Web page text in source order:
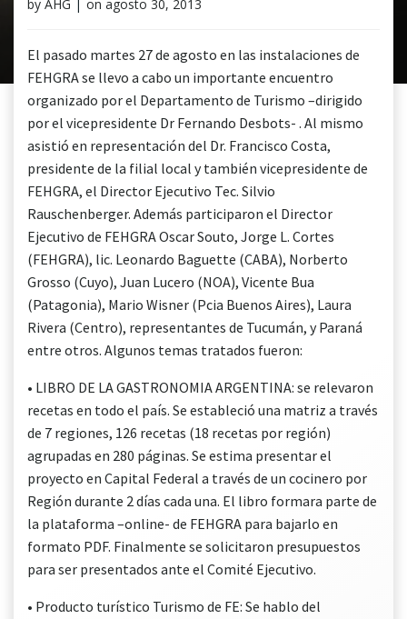
by AHG | on agosto 30, 2013
El pasado martes 27 de agosto en las instalaciones de
FEHGRA se llevo a cabo un importante encuentro
organizado por el Departamento de Turismo –dirigido
por el vicepresidente Dr Fernando Desbots- . Al mismo
asistió en representación del Dr. Francisco Costa,
presidente de la filial local y también vicepresidente de
FEHGRA, el Director Ejecutivo Tec. Silvio
Rauschenberger. Además participaron el Director
Ejecutivo de FEHGRA Oscar Souto, Jorge L. Cortes
(FEHGRA), lic. Leonardo Baguette (CABA), Norberto
Grosso (Cuyo), Juan Lucero (NOA), Vicente Bua
(Patagonia), Mario Wisner (Pcia Buenos Aires), Laura
Rivera (Centro), representantes de Tucumán, y Paraná
entre otros. Algunos temas tratados fueron:
• LIBRO DE LA GASTRONOMIA ARGENTINA: se relevaron
recetas en todo el país. Se estableció una matriz a través
de 7 regiones, 126 recetas (18 recetas por región)
agrupadas en 280 páginas. Se estima presentar el
proyecto en Capital Federal a través de un cocinero por
Región durante 2 días cada una. El libro formara parte de
la plataforma –online- de FEHGRA para bajarlo en
formato PDF. Finalmente se solicitaron presupuestos
para ser presentados ante el Comité Ejecutivo.
• Producto turístico Turismo de FE: Se hablo del